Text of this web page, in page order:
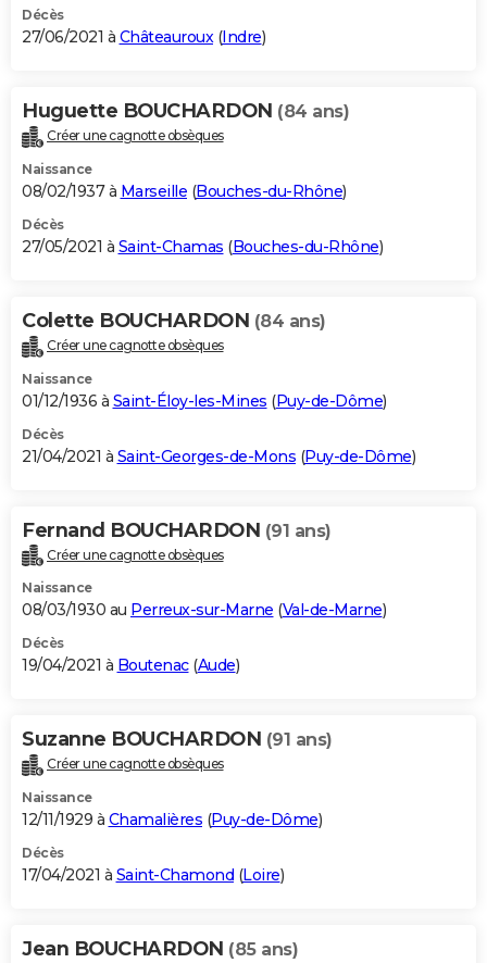
Décès
27/06/2021 à Châteauroux(Indre)
Huguette BOUCHARDON (84 ans)
Créer une cagnotte obsèques
Naissance
08/02/1937 à Marseille (Bouches-du-Rhône)
Décès
27/05/2021 à Saint-Chamas (Bouches-du-Rhône)
Colette BOUCHARDON (84 ans)
Créer une cagnotte obsèques
Naissance
01/12/1936 à Saint-Éloy-les-Mines (Puy-de-Dôme)
Décès
21/04/2021 à Saint-Georges-de-Mons (Puy-de-Dôme)
Fernand BOUCHARDON (91 ans)
Créer une cagnotte obsèques
Naissance
08/03/1930 au Perreux-sur-Marne (Val-de-Marne)
Décès
19/04/2021 à Boutenac(Aude)
Suzanne BOUCHARDON (91 ans)
Créer une cagnotte obsèques
Naissance
12/11/1929 à Chamalières (Puy-de-Dôme)
Décès
17/04/2021 à Saint-Chamond (Loire)
Jean BOUCHARDON (85 ans)